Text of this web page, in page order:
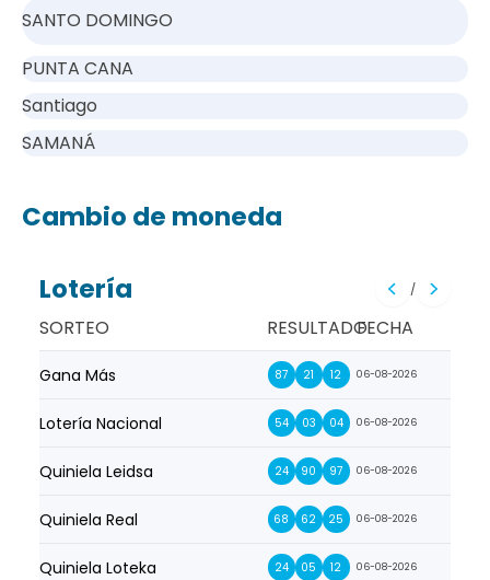
SANTO DOMINGO
PUNTA CANA
Santiago
SAMANÁ
Cambio de moneda
Lotería /
SORTEO RESULTADOFECHA
Gana Más 87 21 12 06-08-2026
Lotería Nacional 54 03 04 06-08-2026
Quiniela Leidsa 24 90 97 06-08-2026
Quiniela Real 68 62 25 06-08-2026
Quiniela Loteka 24 05 12 06-08-2026